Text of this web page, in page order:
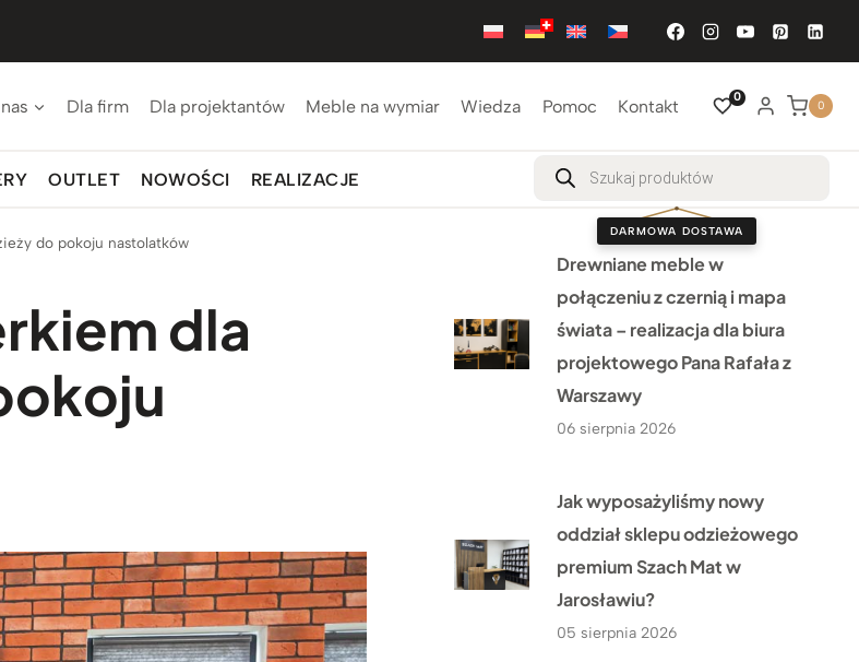
Dla firm Dla projektantów Meble na wymiar Wiedza Pomoc Kontakt 0
0
OUTLET NOWOŚCI REALIZACJE
Wyszukiwarka
produktów
DARMOWA DOSTAWA
do pokoju nastolatków
dla
Drewniane meble w
połączeniu z czernią i mapa
świata – realizacja dla biura
projektowego Pana Rafała z
Warszawy
06 sierpnia 2026
Jak wyposażyliśmy nowy
oddział sklepu odzieżowego
premium Szach Mat w
Jarosławiu?
05 sierpnia 2026